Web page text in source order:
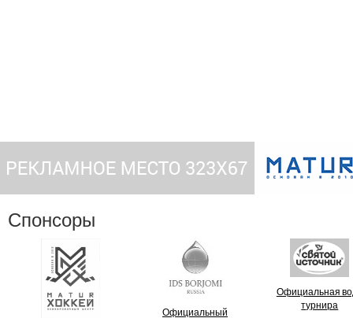
Спонсоры
Официальный
Официальная
турнира